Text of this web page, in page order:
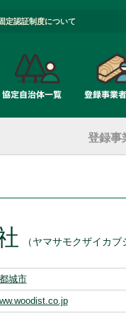
定認証制度について
登録事
（ヤマサモクザイカブ
都城市